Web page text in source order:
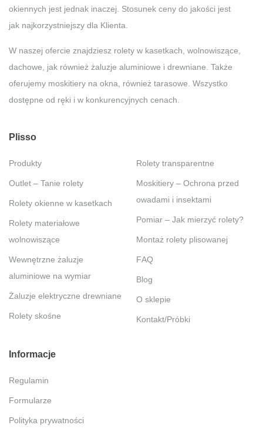
okiennych jest jednak inaczej. Stosunek ceny do jakości jest
jak najkorzystniejszy dla Klienta.
W naszej ofercie znajdziesz rolety w kasetkach, wolnowiszące,
dachowe, jak również żaluzje aluminiowe i drewniane. Także
oferujemy moskitiery na okna, również tarasowe. Wszystko
dostępne od ręki i w konkurencyjnych cenach.
Plisso
Produkty
Outlet – Tanie rolety
Rolety okienne w kasetkach
Rolety materiałowe
wolnowiszące
Wewnętrzne żaluzje
aluminiowe na wymiar
Żaluzje elektryczne drewniane
Rolety skośne
Rolety transparentne
Moskitiery – Ochrona przed
owadami i insektami
Pomiar – Jak mierzyć rolety?
Montaż rolety plisowanej
FAQ
Blog
O sklepie
Kontakt/Próbki
Informacje
Regulamin
Formularze
Polityka prywatności